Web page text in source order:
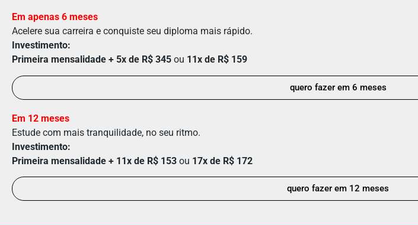
Em apenas 6 meses
Acelere sua carreira e conquiste seu diploma mais rápido.
Investimento:
Primeira mensalidade + 5x de R$ 345 ou 11x de R$ 159
quero fazer em 6 meses
Em 12 meses
Estude com mais tranquilidade, no seu ritmo.
Investimento:
Primeira mensalidade + 11x de R$ 153 ou 17x de R$ 172
quero fazer em 12 meses